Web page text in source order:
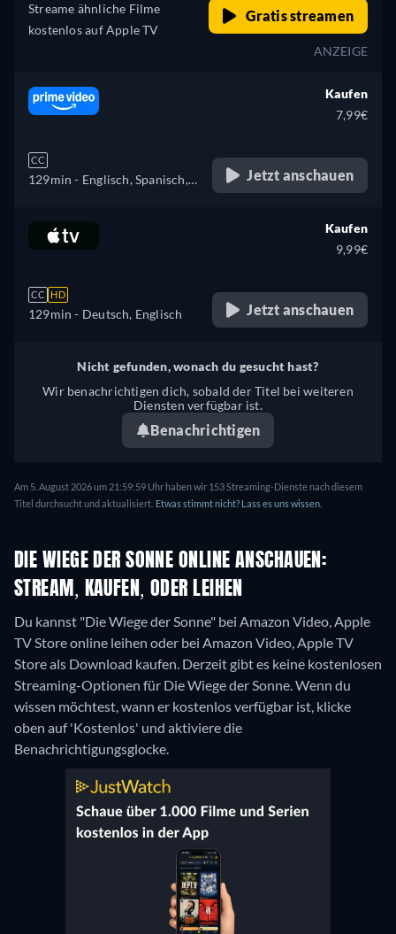
Streame ähnliche Filme
kostenlos auf Apple TV
Gratis streamen
ANZEIGE
CC
129min - Englisch, Spanisch,
Kaufen
7,99€
Jetzt anschauen
CC HD
129min - Deutsch, Englisch
Kaufen
9,99€
Jetzt anschauen
Nicht gefunden, wonach du gesucht hast?
Wir benachrichtigen dich, sobald der Titel bei weiteren
Diensten verfügbar ist.
Benachrichtigen
Am 5. August 2026 um 21:59:59 Uhr haben wir 153 Streaming-Dienste nach diesem
Titel durchsucht und aktualisiert. Etwas stimmt nicht? Lass es uns wissen.
DIE WIEGE DER SONNE ONLINE ANSCHAUEN:
STREAM, KAUFEN, ODER LEIHEN
Du kannst "Die Wiege der Sonne" bei Amazon Video, Apple
TV Store online leihen oder bei Amazon Video, Apple TV
Store als Download kaufen. Derzeit gibt es keine kostenlosen
Streaming-Optionen für Die Wiege der Sonne. Wenn du
wissen möchtest, wann er kostenlos verfügbar ist, klicke
oben auf 'Kostenlos' und aktiviere die
Benachrichtigungsglocke.